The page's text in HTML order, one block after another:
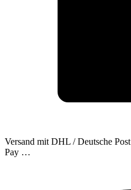
Versand mit DHL / Deutsche Post
Pay …